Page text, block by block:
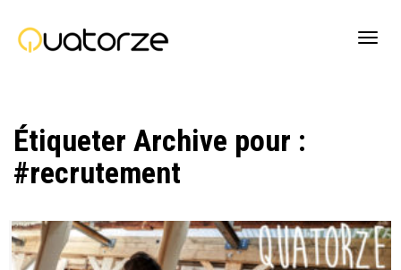
Étiqueter Archive pour :
#recrutement